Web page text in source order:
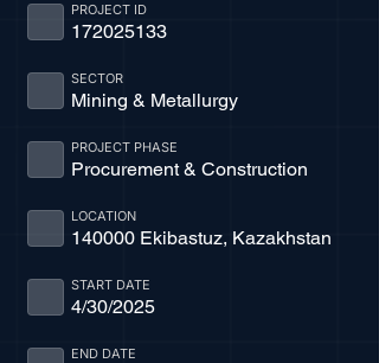
172025133
PROJECT ID
Mining & Metallurgy
SECTOR
Procurement & Construction
PROJECT PHASE
140000 Ekibastuz, Kazakhstan
LOCATION
4/30/2025
START DATE
END DATE